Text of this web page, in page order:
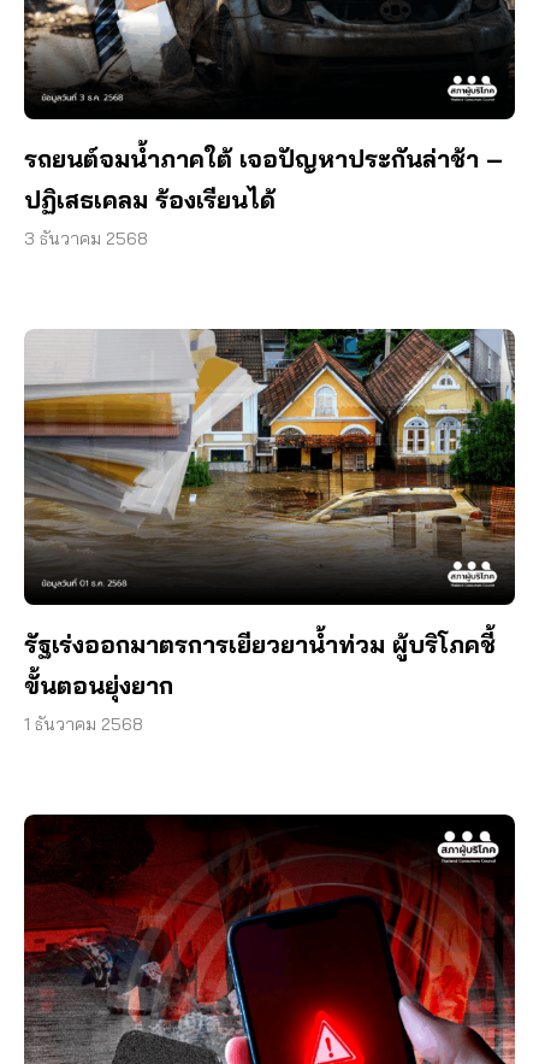
รถยนต์จมน้ำภาคใต้ เจอปัญหาประกันล่าช้า –
ปฏิเสธเคลม ร้องเรียนได้
3 ธันวาคม 2568
รัฐเร่งออกมาตรการเยียวยาน้ำท่วม ผู้บริโภคชี้
ขั้นตอนยุ่งยาก
1 ธันวาคม 2568